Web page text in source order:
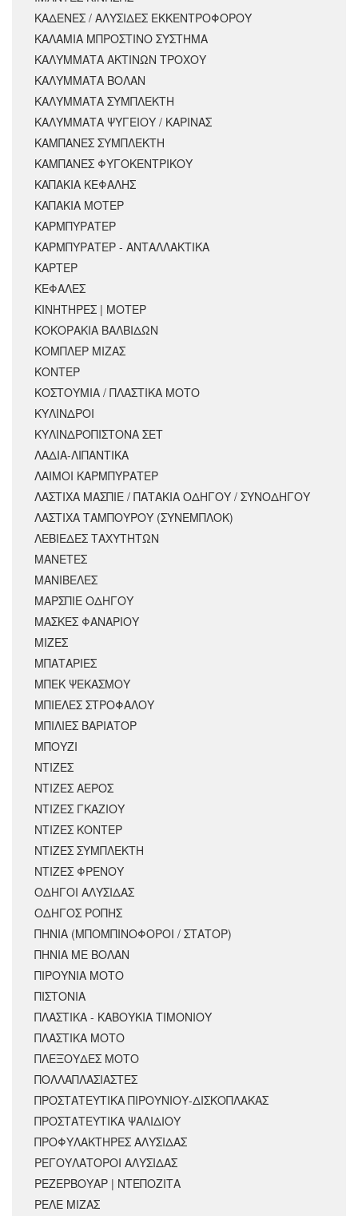
ΚΑΔΕΝΕΣ / ΑΛΥΣΙΔΕΣ ΕΚΚΕΝΤΡΟΦΟΡΟΥ
ΚΑΛΑΜΙΑ ΜΠΡΟΣΤΙΝΟ ΣΥΣΤΗΜΑ
ΚΑΛΥΜΜΑΤΑ ΑΚΤΙΝΩΝ ΤΡΟΧΟΥ
ΚΑΛΥΜΜΑΤΑ ΒΟΛΑΝ
ΚΑΛΥΜΜΑΤΑ ΣΥΜΠΛΕΚΤΗ
ΚΑΛΥΜΜΑΤΑ ΨΥΓΕΙΟΥ / ΚΑΡΙΝΑΣ
ΚΑΜΠΑΝΕΣ ΣΥΜΠΛΕΚΤΗ
ΚΑΜΠΑΝΕΣ ΦΥΓΟΚΕΝΤΡΙΚΟΥ
ΚΑΠΑΚΙΑ ΚΕΦΑΛΗΣ
ΚΑΠΑΚΙΑ ΜΟΤΕΡ
ΚΑΡΜΠΥΡΑΤΕΡ
ΚΑΡΜΠΥΡΑΤΕΡ - ΑΝΤΑΛΛΑΚΤΙΚΑ
ΚΑΡΤΕΡ
ΚΕΦΑΛΕΣ
ΚΙΝΗΤΗΡΕΣ | ΜΟΤΕΡ
ΚΟΚΟΡΑΚΙΑ ΒΑΛΒΙΔΩΝ
ΚΟΜΠΛΕΡ ΜΙΖΑΣ
ΚΟΝΤΕΡ
ΚΟΣΤΟΥΜΙΑ / ΠΛΑΣΤΙΚΑ ΜΟΤΟ
ΚΥΛΙΝΔΡΟΙ
ΚΥΛΙΝΔΡΟΠΙΣΤΟΝΑ ΣΕΤ
ΛΑΔΙΑ-ΛΙΠΑΝΤΙΚΑ
ΛΑΙΜΟΙ ΚΑΡΜΠΥΡΑΤΕΡ
ΛΑΣΤΙΧΑ ΜΑΣΠΙΕ / ΠΑΤΑΚΙΑ ΟΔΗΓΟΥ / ΣΥΝΟΔΗΓΟΥ
ΛΑΣΤΙΧΑ ΤΑΜΠΟΥΡΟΥ (ΣΥΝΕΜΠΛΟΚ)
ΛΕΒΙΕΔΕΣ ΤΑΧΥΤΗΤΩΝ
ΜΑΝΕΤΕΣ
ΜΑΝΙΒΕΛΕΣ
ΜΑΡΣΠΙΕ ΟΔΗΓΟΥ
ΜΑΣΚΕΣ ΦΑΝΑΡΙΟΥ
ΜΙΖΕΣ
ΜΠΑΤΑΡΙΕΣ
ΜΠΕΚ ΨΕΚΑΣΜΟΥ
ΜΠΙΕΛΕΣ ΣΤΡΟΦΑΛΟΥ
ΜΠΙΛΙΕΣ ΒΑΡΙΑΤΟΡ
ΜΠΟΥΖΙ
ΝΤΙΖΕΣ
ΝΤΙΖΕΣ ΑΕΡΟΣ
ΝΤΙΖΕΣ ΓΚΑΖΙΟΥ
ΝΤΙΖΕΣ ΚΟΝΤΕΡ
ΝΤΙΖΕΣ ΣΥΜΠΛΕΚΤΗ
ΝΤΙΖΕΣ ΦΡΕΝΟΥ
ΟΔΗΓΟΙ ΑΛΥΣΙΔΑΣ
ΟΔΗΓΟΣ ΡΟΠΗΣ
ΠΗΝΙΑ (ΜΠΟΜΠΙΝΟΦΟΡΟΙ / ΣΤΑΤΟΡ)
ΠΗΝΙΑ ΜΕ ΒΟΛΑΝ
ΠΙΡΟΥΝΙΑ ΜΟΤΟ
ΠΙΣΤΟΝΙΑ
ΠΛΑΣΤΙΚΑ - ΚΑΒΟΥΚΙΑ ΤΙΜΟΝΙΟΥ
ΠΛΑΣΤΙΚΑ ΜΟΤΟ
ΠΛΕΞΟΥΔΕΣ ΜΟΤΟ
ΠΟΛΛΑΠΛΑΣΙΑΣΤΕΣ
ΠΡΟΣΤΑΤΕΥΤΙΚΑ ΠΙΡΟΥΝΙΟΥ-ΔΙΣΚΟΠΛΑΚΑΣ
ΠΡΟΣΤΑΤΕΥΤΙΚΑ ΨΑΛΙΔΙΟΥ
ΠΡΟΦΥΛΑΚΤΗΡΕΣ ΑΛΥΣΙΔΑΣ
ΡΕΓΟΥΛΑΤΟΡΟΙ ΑΛΥΣΙΔΑΣ
ΡΕΖΕΡΒΟΥΑΡ | ΝΤΕΠΟΖΙΤΑ
ΡΕΛΕ ΜΙΖΑΣ